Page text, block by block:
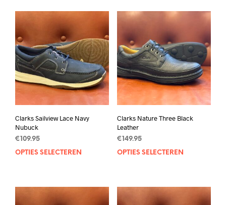
Clarks Sailview Lace Navy
Nubuck
€ 109.95
OPTIES SELECTEREN
Dit
meerdere
variaties.
Clarks Nature Three Black
Leather
€ 149.95
OPTIES SELECTEREN